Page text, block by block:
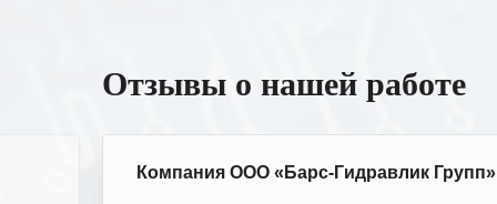
Отзывы о нашей работе
Компания ООО «Барс-Гидравлик Групп»